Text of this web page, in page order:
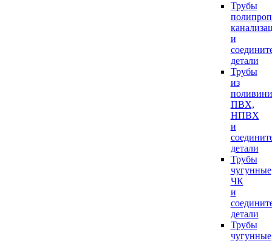
Трубы
и
детали
Трубы
из
ПВХ,
НПВХ
и
детали
Трубы
чугунные
ЧК
и
детали
Трубы
чугунные